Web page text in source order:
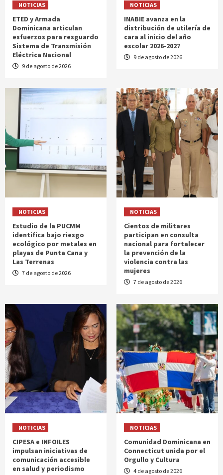
NOTICIAS
ETED y Armada
Dominicana articulan
esfuerzos para resguardo
Sistema de Transmisión
Eléctrica Nacional
9 de agosto de 2026
NOTICIAS
INABIE avanza en la
distribución de utilería de
cara al inicio del año
escolar 2026-2027
9 de agosto de 2026
NOTICIAS
Estudio de la PUCMM
identifica bajo riesgo
ecológico por metales en
playas de Punta Cana y
Las Terrenas
7 de agosto de 2026
NOTICIAS
Cientos de militares
participan en consulta
nacional para fortalecer
la prevención de la
violencia contra las
mujeres
7 de agosto de 2026
NOTICIAS
CIPESA e INFOILES
impulsan iniciativas de
comunicación accesible
en salud y periodismo
NOTICIAS
Comunidad Dominicana en
Connecticut unida por el
Orgullo y Cultura
4 de agosto de 2026